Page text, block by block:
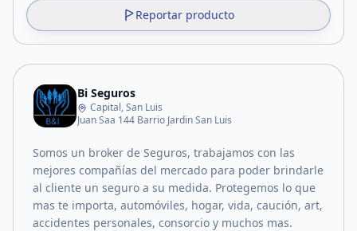
Reportar producto
Bi Seguros
Capital, San Luis
Juan Saa 144 Barrio Jardin San Luis
Somos un broker de Seguros, trabajamos con las
mejores compañías del mercado para poder brindarle
al cliente un seguro a su medida. Protegemos lo que
mas te importa, automóviles, hogar, vida, caución, art,
accidentes personales, consorcio y muchos mas.